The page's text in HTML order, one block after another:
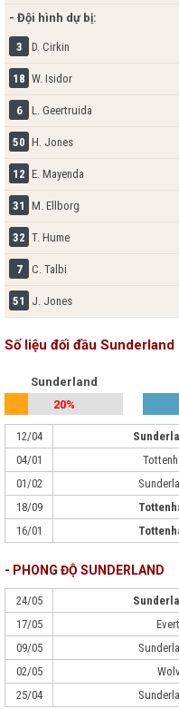
- Đội hình dự bị:
3 D. Cirkin
18 W. Isidor
6 L. Geertruida
50 H. Jones
12 E. Mayenda
31 M. Ellborg
32 T. Hume
7 C. Talbi
51 J. Jones
Số liệu đối đầu
Sunderland
20%
12/04
04/01
01/02
18/09
16/01
- PHONG ĐỘ SUNDERLAND
24/05
17/05
09/05
02/05
25/04